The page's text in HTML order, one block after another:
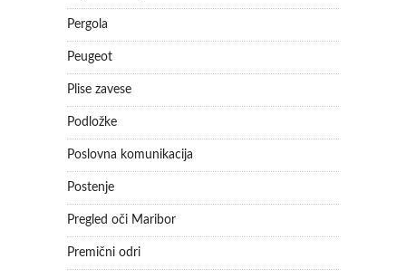
Pergola
Peugeot
Plise zavese
Podložke
Poslovna komunikacija
Postenje
Pregled oči Maribor
Premični odri